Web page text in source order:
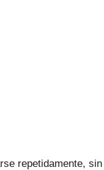
repetidamente,